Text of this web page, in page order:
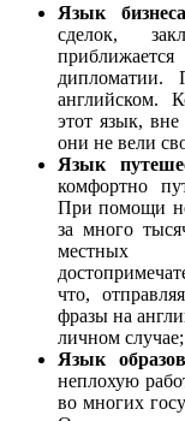
Язык
сделок,
дипломатии.
английском.
этот язык,
они не вели
Язык
комфортно
При помощи
за много
местных
что,
фразы на
личном случае;
Язык
неплохую
во многих